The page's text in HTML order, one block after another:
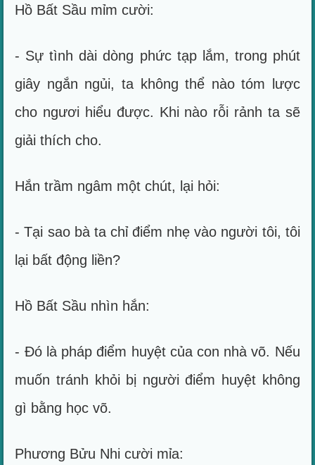
Hồ Bất Sầu mỉm cười:
- Sự tình dài dòng phức tạp lắm, trong phút
giây ngắn ngủi, ta không thể nào tóm lược
cho ngươi hiểu được. Khi nào rỗi rảnh ta sẽ
giải thích cho.
Hắn trầm ngâm một chút, lại hỏi:
- Tại sao bà ta chỉ điểm nhẹ vào người tôi, tôi
lại bất động liền?
Hồ Bất Sầu nhìn hắn:
- Đó là pháp điểm huyệt của con nhà võ. Nếu
muốn tránh khỏi bị người điểm huyệt không
gì bằng học võ.
Phương Bửu Nhi cười mỉa: